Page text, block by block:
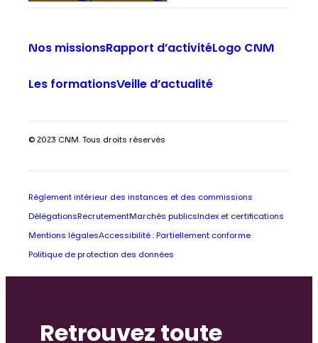
Nos missionsRapport d’activitéLogo CNM
Les formationsVeille d’actualité
© 2023 CNM. Tous droits réservés
Règlement intérieur des instances et des commissions
Délégations RecrutementMarchés publics Index et certifications
Mentions légalesAccessibilité : Partiellement conforme
Politique de protection des données
Retrouvez toute